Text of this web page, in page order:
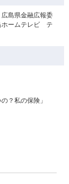
県金融広報委
ームテレビ テ
？私の保険」